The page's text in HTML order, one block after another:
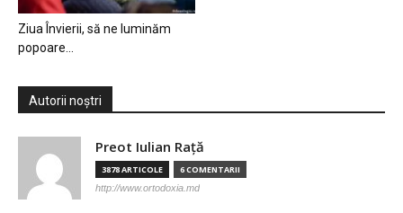
Ziua Învierii, să ne luminăm
popoare…
Autorii noștri
Preot Iulian Raţă
3878 ARTICOLE 6 COMENTARII
http://www.ortodoxia.md